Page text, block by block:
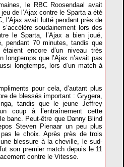
le RBC Roosendaal avait
de l’Ajax contre le Sparta a été
l’Ajax avait lutté pendant près de
soudainement lors des
le Sparta, l’Ajax a bien joué,
pendant 70 minutes, tandis que
encore d’un niveau très
longtemps que l’Ajax n’avait pas
longtemps, lors d’un match à
pour cela, d’autant plus
de blessés important : Grygera,
tandis que le jeune Jeffrey
coup à l’entraînement cette
banc. Peut-être que Danny Blind
Steven Pienaar un peu plus
le choix. Après près de trois
blessure à la cheville, le sud-
son premier match depuis le 11
contre le Vitesse.